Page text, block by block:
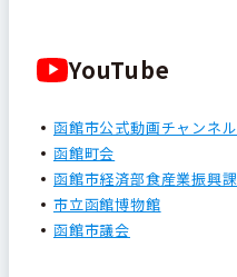
YouTube
函館市公式動画チャンネル
函館町会
函館市経済部食産業振興課
市立函館博物館
函館市議会